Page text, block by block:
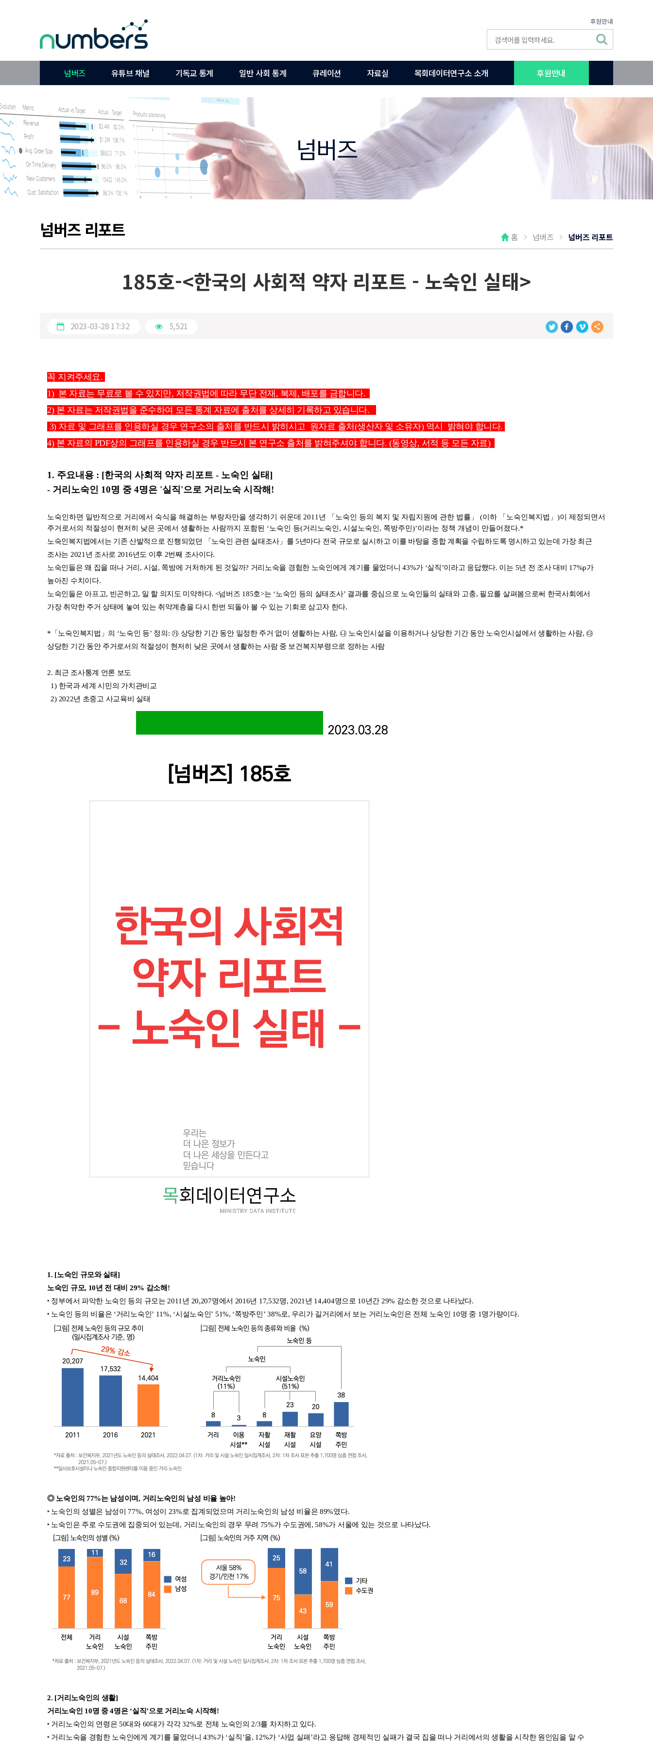
후원안내
넘버즈 유튜브 채널 기독교 통계 일반 사회 통계 큐레이션 자료실 목회데이터연구소 소개 후원안내
넘버즈
넘버즈 리포트 홈 넘버즈 넘버즈 리포트
185호-<한국의 사회적 약자 리포트 - 노숙인 실태>
2023-03-28 17:32 5,521
꼭 지켜주세요.
1)  본 자료는 무료로 볼 수 있지만, 저작권법에 따라 무단 전재, 복제, 배포를 금합니다.
2) 본 자료는 저작권법을 준수하여 모든 통계 자료에 출처를 상세히 기록하고 있습니다.
3) 자료 및 그래프를 인용하실 경우 연구소의 출처를 반드시 밝히시고  원자료 출처(생산자 및 소유자) 역시  밝혀야 합니다.
4) 본 자료의 PDF상의 그래프를 인용하실 경우 반드시 본 연구소 출처를 밝혀주셔야 합니다. (동영상, 서적 등 모든 자료)
1. 주요내 용 : [한국의 사회적 약자 리포트 - 노숙인 실태]
- 거리노숙인 10명 중 4명은 '실직'으로 거리노숙 시작해!
노숙인하면 일반적으로 거리에서 숙식을 해결하는 부랑자만을 생각하기 쉬운데 2011년 「노숙인 등의 복지 및 자립지원에 관한 법률」 (이하 「노숙인복지법」)이 제정되면서
주거로서의 적절성이 현저히 낮은 곳에서 생활하는 사람까지 포함된 ‘노숙인 등(거리노숙인, 시설노숙인, 쪽방주민)’이라는 정책 개념이 만들어졌다.*
노숙인복지법에서는 기존 산발적으로 진행되었던 「노숙인 관련 실태조사」를 5년마다 전국 규모로 실시하고 이를 바탕을 종합 계획을 수립하도록 명시하고 있는데 가장 최근
조사는 2021년 조사로 2016년도 이후 2번째 조사이다.
노숙인들은 왜 집을 떠나 거리, 시설, 쪽방에 거처하게 된 것일까? 거리노숙을 경험한 노숙인에게 계기를 물었더니 43%가 ‘실직’이라고 응답했다. 이는 5년 전 조사 대비 17%p가
높아진 수치이다.
노숙인들은 아프고, 빈곤하고, 일 할 의지도 미약하다. <넘버즈 185호>는 ‘노숙인 등의 실태조사’ 결과를 중심으로 노숙인들의 실태와 고충, 필요를 살펴봄으로써 한국사회에서
가장 취약한 주거 상태에 놓여 있는 취약계층을 다시 한번 되돌아 볼 수 있는 기회로 삼고자 한다.
*「노숙인복지법」의 ‘노숙인 등’ 정의: ㉮ 상당한 기간 동안 일정한 주거 없이 생활하는 사람, ㉯ 노숙인시설을 이용하거나 상당한 기간 동안 노숙인시설에서 생활하는 사람, ㉰
상당한 기간 동안 주거로서의 적절성이 현저히 낮은 곳에서 생활하는 사람 중 보건복지부령으로 정하는 사람
2. 최근 조사통계 언론 보도
  1) 한국과 세계 시민의 가치관비교
  2) 2022년 초중고 사교육비 실태
1. [노숙인 규모와 실태]
노숙인 규모, 10년 전 대비 29% 감소해!
‣ 정부에서 파악한 노숙인 등의 규모는 2011년 20,207명에서 2016년 17,532명, 2021년 14,404명으로 10년간 29% 감소한 것으로 나타났다.
‣ 노숙인 등의 비율은 ‘거리노숙인’ 11%, ‘시설노숙인’ 51%, ‘쪽방주민’ 38%로, 우리가 길거리에서 보는 거리노숙인은 전체 노숙인 10명 중 1명가량이다.
◎ 노숙인의 77%는 남성이며, 거리노숙인의 남성 비율 높아!
‣ 노숙인의 성별은 남성이 77%, 여성이 23%로 집계되었으며 거리노숙인의 남성 비율은 89%였다.
‣ 노숙인은 주로 수도권에 집중되어 있는데, 거리노숙인의 경우 무려 75%가 수도권에, 58%가 서울에 있는 것으로 나타났다.
2. [거리노숙인의 생활]
거리노숙인 10명 중 4명은 ‘실직’으로 거리노숙 시작해!
‣ 거리노숙인의 연령은 50대와 60대가 각각 32%로 전체 노숙인의 2/3를 차지하고 있다.
‣ 거리노숙을 경험한 노숙인에게 계기를 물었더니 43%가 ‘실직’을, 12%가 ‘사업 실패’라고 응답해 경제적인 실패가 결국 집을 떠나 거리에서의 생활을 시작한 원인임을 알 수